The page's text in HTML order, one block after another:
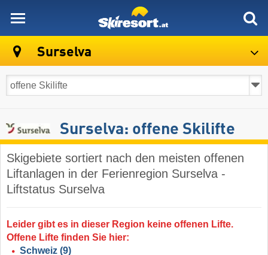
Surselva
Surselva: offene Skilifte
Skigebiete sortiert nach den meisten offenen
Liftanlagen in der Ferienregion Surselva -
Liftstatus Surselva
Leider gibt es in dieser Region keine offenen Lifte.
Offene Lifte finden Sie hier:
Schweiz (9)